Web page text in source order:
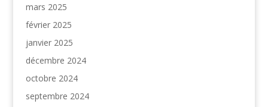
mars 2025
février 2025
janvier 2025
décembre 2024
octobre 2024
septembre 2024